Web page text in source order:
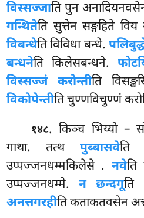
विस्सज्जाति पुन
गन्थितेति सुत्तेन सङ्गहिते विय
विबन्धेति विविधा बन्धे.
बन्धनेति किलेसबन्धने.
विस्सज्जं करोन्तीति
विकोपेन्तीति चुण्णविचुण्णं
१४८. किञ्च भिय्यो –
गाथा. तत्थ पुब्बासवेति
उप्पज्जनधम्मकिलेसे . नवेति
उप्पज्जनधम्मे.न छन्दगूति
अनत्तगरहीति कताकतवसेन